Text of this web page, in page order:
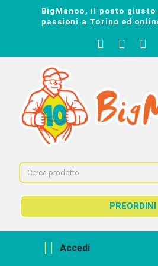
BigManoo, il posto giusto
passioni a Torino ed
PREORDINI
Accedi